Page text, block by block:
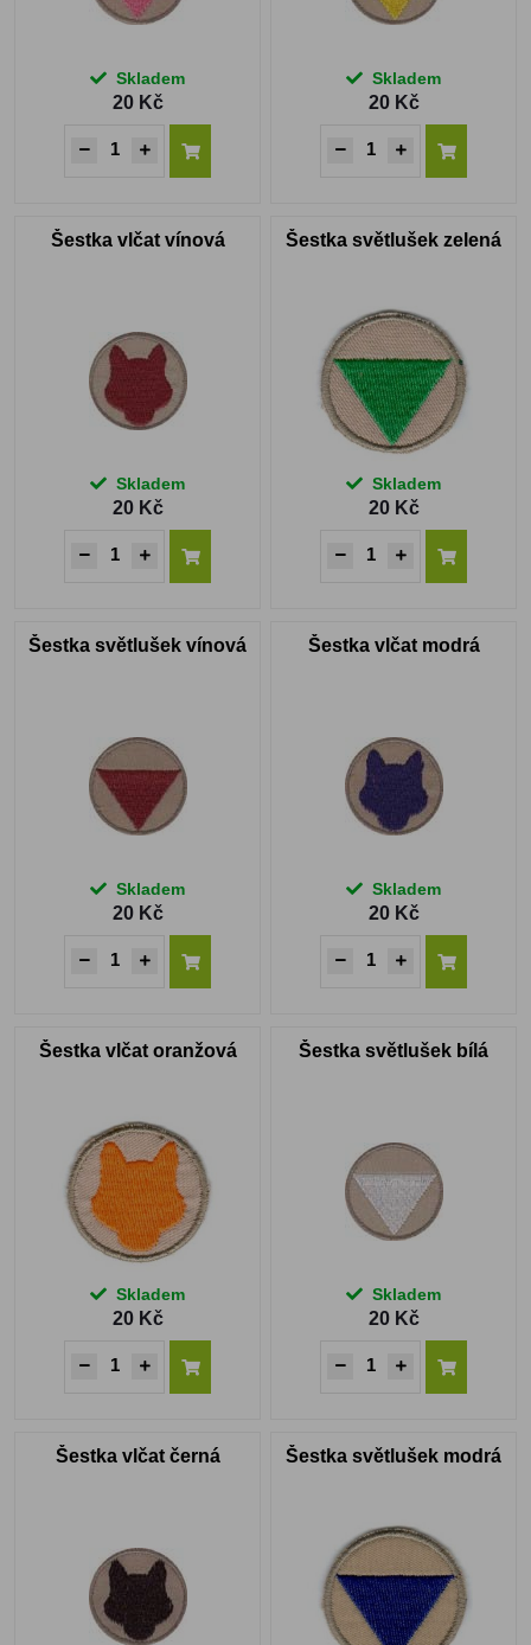
Skladem
20 Kč
Skladem
20 Kč
Šestka vlčat vínová
Skladem
20 Kč
Šestka světlušek zelená
Skladem
20 Kč
Šestka světlušek vínová
Skladem
20 Kč
Šestka vlčat modrá
Skladem
20 Kč
Šestka vlčat oranžová
Skladem
20 Kč
Šestka světlušek bílá
Skladem
20 Kč
Šestka vlčat černá Šestka světlušek modrá